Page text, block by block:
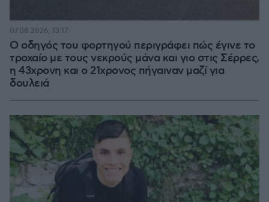
Ο οδηγός του φορτηγού περιγράφει πώς έγινε το
τροχαίο με τους νεκρούς μάνα και γιο στις Σέρρες,
η 43χρονη και ο 21χρονος πήγαιναν μαζί για
δουλειά
07.08.2026, 13:17